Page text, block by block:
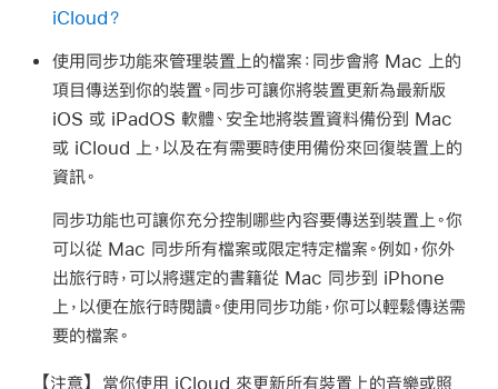
iCloud？
使用同步功能來管理裝置上的檔案： 同步會將 Mac 上的
項目傳送到你的裝置。同步可讓你將裝置更新為最新版
iOS 或 iPadOS 軟體、安全地將裝置資料備份到 Mac
或 iCloud 上，以及在有需要時使用備份來回復裝置上的
資訊。
同步功能也可讓你充分控制哪些內容要傳送到裝置上。你
可以從 Mac 同步所有檔案或限定特定檔案。例如，你外
出旅行時，可以將選定的書籍從 Mac 同步到 iPhone
上，以便在旅行時閱讀。使用同步功能，你可以輕鬆傳送需
要的檔案。
【注意】 當你使用 iCloud 來更新所有裝置上的音樂或照